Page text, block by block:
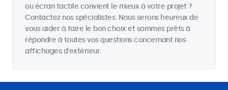
ou écran tactile convient le mieux à votre projet ?
Contactez nos spécialistes. Nous serons heureux de
vous aider à faire le bon choix et sommes prêts à
répondre à toutes vos questions concernant nos
affichages d'extérieur.